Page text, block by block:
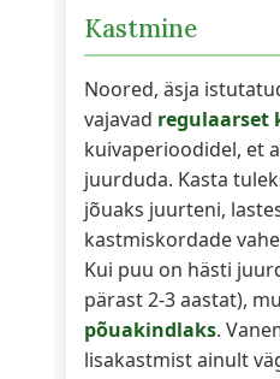
Kastmine
Noored, äsja
vajavad regulaarset
kuivaperioodidel, et
juurduda. Kasta
jõuaks juurteni,
kastmiskordade
Kui puu on hästi
pärast 2-3 aastat),
põuakindlaks.
lisakastmist ainult